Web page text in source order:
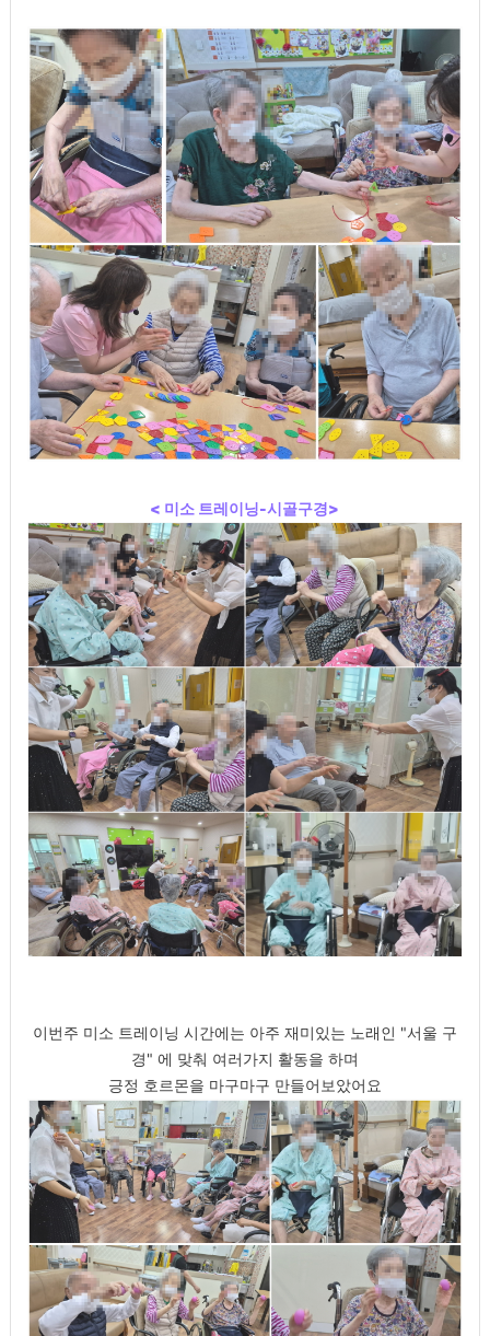
< 미소 트레이닝-시골구경>
이번주 미소 트레이닝 시간에는 아주 재미있는 노래인 "서울 구
경" 에 맞춰 여러가지 활동을 하며
긍정 호르몬을 마구마구 만들어보았어요